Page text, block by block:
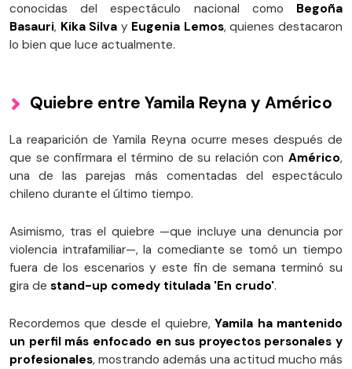
conocidas del espectáculo nacional como Begoña
Basauri, Kika Silva y Eugenia Lemos, quienes destacaron
lo bien que luce actualmente.
Quiebre entre Yamila Reyna y Américo
La reaparición de Yamila Reyna ocurre meses después de
que se confirmara el término de su relación con Américo,
una de las parejas más comentadas del espectáculo
chileno durante el último tiempo.
Asimismo, tras el quiebre —que incluye una denuncia por
violencia intrafamiliar—, la comediante se tomó un tiempo
fuera de los escenarios y este fin de semana terminó su
gira de stand-up comedy titulada 'En crudo'.
Recordemos que desde el quiebre,Yamila ha mantenido
un perfil más enfocado en sus proyectos personales y
profesionales, mostrando además una actitud mucho más